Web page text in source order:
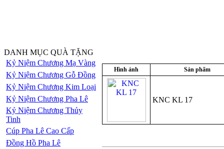
DANH MỤC QUÀ TẶNG
Kỷ Niệm Chương Mạ Vàng
Kỷ Niệm Chương Gỗ Đồng
Kỷ Niệm Chương Kim Loại
Kỷ Niệm Chương Pha Lê
Kỷ Niệm Chương Thủy
Tinh
Cúp Pha Lê Cao Cấp
Đồng Hồ Pha Lê
Hình ảnh Sản phẩm
KNC KL 17